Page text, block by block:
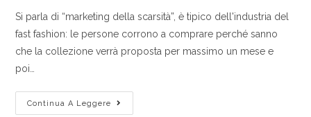
Si parla di “marketing della scarsità”, è tipico dell'industria del
fast fashion: le persone corrono a comprare perché sanno
che la collezione verrà proposta per massimo un mese e
poi…
Continua A Leggere